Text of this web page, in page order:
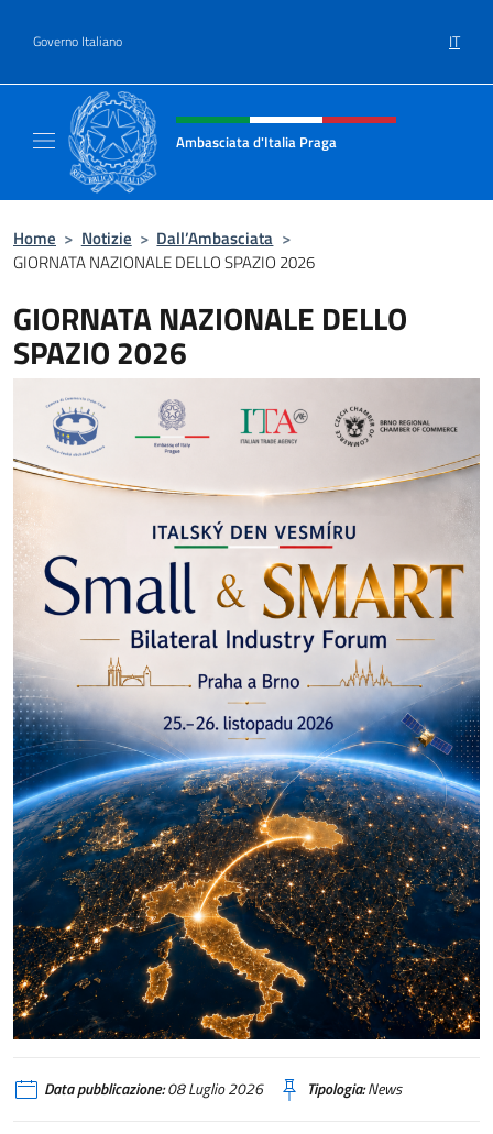
Governo Italiano IT
Intestazione sito, social e menù
Ambasciata d'Italia Praga
Home > Notizie > Dall’Ambasciata >
GIORNATA NAZIONALE DELLO SPAZIO 2026
GIORNATA NAZIONALE DELLO
SPAZIO 2026
Data pubblicazione:08 Luglio 2026 Tipologia:News